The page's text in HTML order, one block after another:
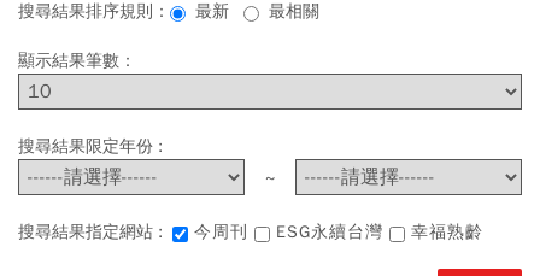
搜尋結果排序規則： 最新 最相關
顯示結果筆數：
搜尋結果限定年份 :
~
搜尋結果指定網站 : 今周刊 ESG永續台灣 幸福熟齡